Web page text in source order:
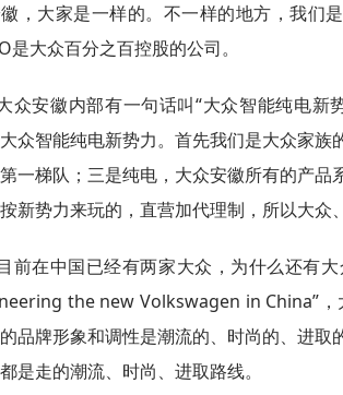
，大家是一样的。不一样的地方，我们
是大众百分之百控股的公司。
众安徽内部有一句话叫“大众智能纯电新
众智能纯电新势力。首先我们是大众家
一梯队；三是纯电，大众安徽所有的产
新势力来玩的，直营加代理制，所以大众
前在中国已经有两家大众，为什么还有
the new Volkswagen in China”
品牌形象和调性是潮流的、时尚的、进
是走的潮流、时尚、进取路线。